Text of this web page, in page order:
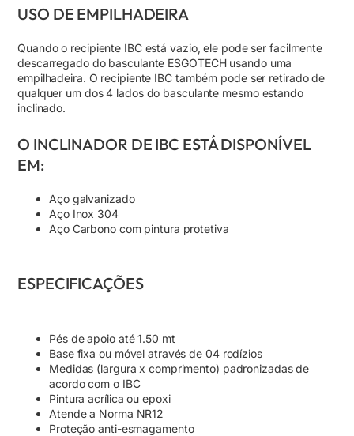
USO DE EMPILHADEIRA
Quando o recipiente IBC está vazio, ele pode ser facilmente
descarregado do basculante ESGOTECH usando uma
empilhadeira. O recipiente IBC também pode ser retirado de
qualquer um dos 4 lados do basculante mesmo estando
inclinado.
O INCLINADOR DE IBC ESTÁ DISPONÍVEL
EM:
Aço galvanizado
Aço Inox 304
Aço Carbono com pintura protetiva
ESPECIFICAÇÕES
Pés de apoio até 1.50 mt
Base fixa ou móvel através de 04 rodízios
Medidas (largura x comprimento) padronizadas de
acordo com o IBC
Pintura acrílica ou epoxi
Atende a Norma NR12
Proteção anti-esmagamento